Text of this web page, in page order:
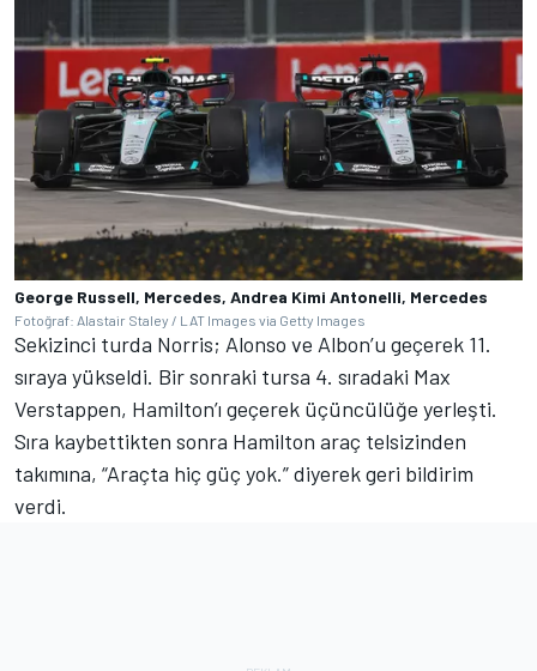
George Russell, Mercedes, Andrea Kimi Antonelli, Mercedes
Fotoğraf: Alastair Staley / LAT Images via Getty Images
Sekizinci turda Norris; Alonso ve Albon’u geçerek 11.
sıraya yükseldi. Bir sonraki tursa 4. sıradaki Max
Verstappen, Hamilton’ı geçerek üçüncülüğe yerleşti.
Sıra kaybettikten sonra Hamilton araç telsizinden
takımına, “Araçta hiç güç yok.” diyerek geri bildirim
verdi.